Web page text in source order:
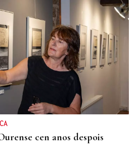
cen anos despois